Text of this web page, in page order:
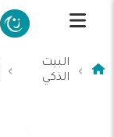
البيت
الذكي